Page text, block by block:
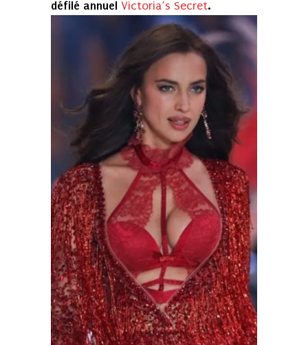
défilé annuel Victoria’s Secret.